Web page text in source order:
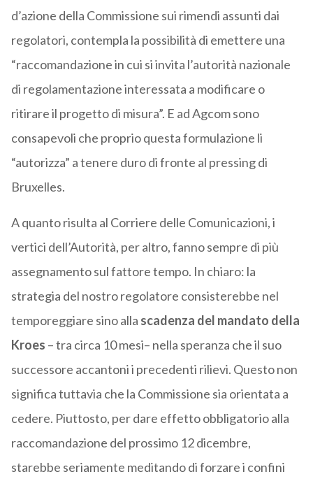
d’azione della Commissione sui rimendi assunti dai
regolatori, contempla la possibilità di emettere una
“raccomandazione in cui si invita l’autorità nazionale
di regolamentazione interessata a modificare o
ritirare il progetto di misura”. E ad Agcom sono
consapevoli che proprio questa formulazione li
“autorizza” a tenere duro di fronte al pressing di
Bruxelles.
A quanto risulta al Corriere delle Comunicazioni, i
vertici dell’Autorità, per altro, fanno sempre di più
assegnamento sul fattore tempo. In chiaro: la
strategia del nostro regolatore consisterebbe nel
temporeggiare sino alla scadenza del mandato della
Kroes – tra circa 10 mesi– nella speranza che il suo
successore accantoni i precedenti rilievi. Questo non
significa tuttavia che la Commissione sia orientata a
cedere. Piuttosto, per dare effetto obbligatorio alla
raccomandazione del prossimo 12 dicembre,
starebbe seriamente meditando di forzare i confini